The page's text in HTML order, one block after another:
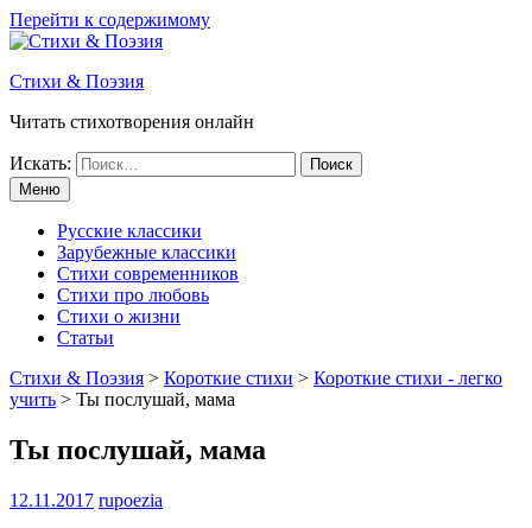
Перейти к содержимому
Стихи & Поэзия
Читать стихотворения онлайн
Искать:
Меню
Русские классики
Зарубежные классики
Стихи современников
Стихи про любовь
Стихи о жизни
Статьи
Стихи & Поэзия > Короткие стихи > Короткие стихи - легко
учить > Ты послушай, мама
Ты послушай, мама
12.11.2017 rupoezia